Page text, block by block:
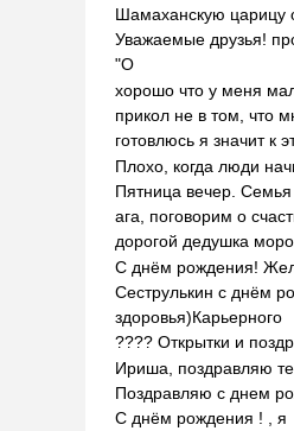
Шамаханскую царицу
Уважаемые друзья!
"О
хорошо что у меня
прикол не в том, что
готовлюсь я значит к
Плохо, когда люди
Пятница вечер. Семья
ага, поговорим о
дорогой дедушка
С днём рождения!
Сеструлькин с днём
здоровья)Карьерного
Ириша, поздравляю
С днём рождения ! , я